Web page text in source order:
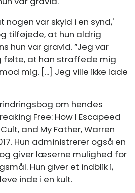
nogen var skyld i en synd,'
tilføjede, at hun aldrig
hun var gravid. ”Jeg var
følte, at han straffede mig
mig. [...] Jeg ville ikke lade
om hendes
Free: How I Escapeed
and My Father, Warren
Hun administrerer også en
giver læserne mulighed for
Hun giver et indblik i,
inde i en kult.